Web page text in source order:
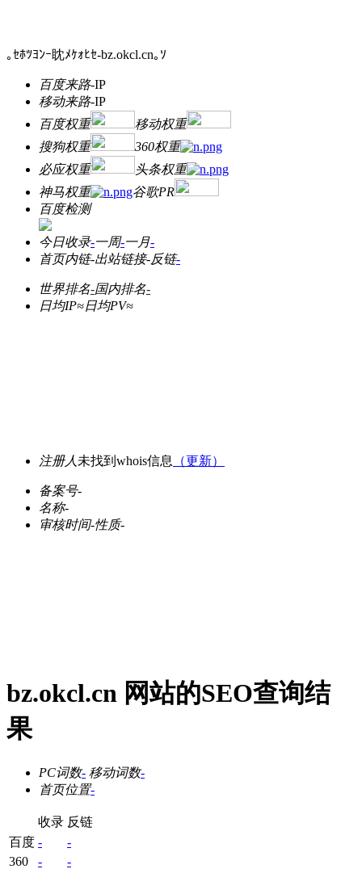
｡ｾﾎﾂﾖﾝｰ眈ﾒｹｫﾋｾ-bz.okcl.cn｡ｿ
百度来路-IP
移动来路-IP
百度权重
移动权重
搜狗权重
360权重
必应权重
头条权重
神马权重
谷歌PR
百度检测
今日收录-一周-一月-
首页内链-出站链接-反链-
世界排名-国内排名-
日均IP≈日均PV≈
注册人 未找到whois信息 （更新）
备案号-
名称-
审核时间-性质-
bz.okcl.cn 网站的SEO查询结
果
PC词数- 移动词数-
首页位置-
收录 反链
百度 -
-
360
-
-